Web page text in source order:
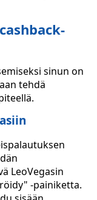
sinun on
tehdä
LeoVegasin
-painiketta.